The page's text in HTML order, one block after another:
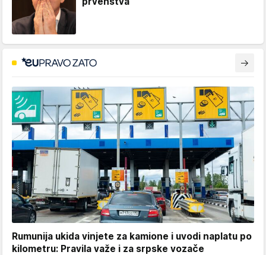
Rumunija ukida vinjete za kamione i uvodi naplatu po
kilometru: Pravila važe i za srpske vozače